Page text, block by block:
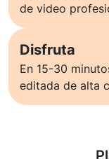
de video
Disfruta
En 15-30
editada de alta